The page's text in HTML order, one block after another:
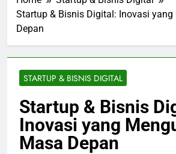
Startup & Bisnis Digital: Inovasi
Depan
STARTUP & BISNIS DIGITAL
Startup & Bisnis
Inovasi yang
Masa Depan